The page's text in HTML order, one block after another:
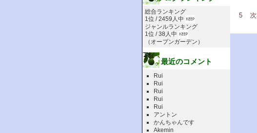
5
総合ランキング
1位 / 2459人中
ジャンルランキング
1位 / 38人中
（ オープンガーデン ）
最近のコメント
Rui
Rui
Rui
Rui
Rui
アントン
かんちゃんです
Akemin